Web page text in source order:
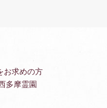
お求めの方
多摩霊園